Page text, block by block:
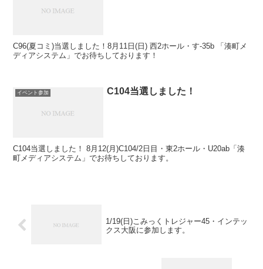
C96(夏コミ)当選しました！8月11日(日) 西2ホール・す-35b 「湊町メ
ディアシステム」でお待ちしております！
イベント参加 C104当選しました！
C104当選しました！ 8月12(月)C104/2日目・東2ホール・U20ab「湊
町メディアシステム」でお待ちしております。
1/19(日)こみっくトレジャー45・インテッ
クス大阪に参加します。